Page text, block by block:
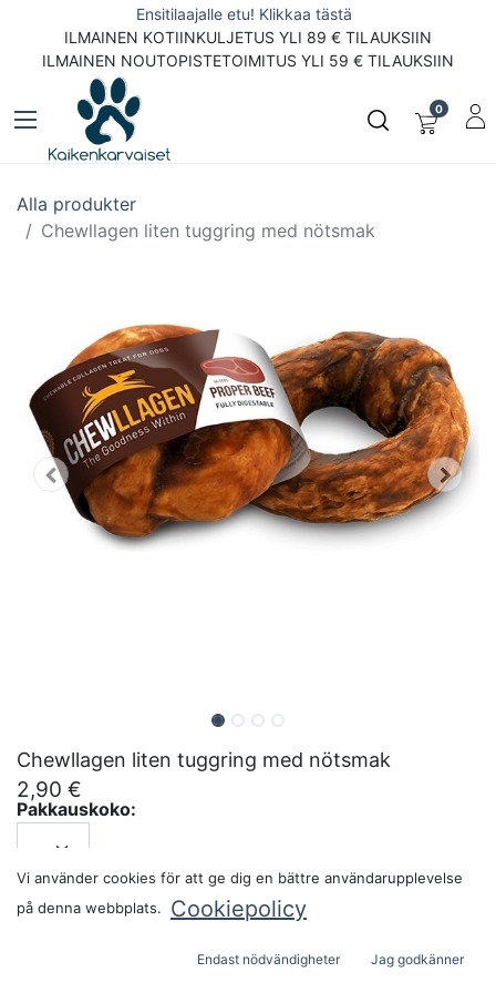
Ensitilaajalle etu! Klikkaa tästä
ILMAINEN KOTIINKULJETUS YLI 89 € TILAUKSIIN
ILMAINEN NOUTOPISTETOIMITUS YLI 59 € TILAUKSIIN
0
Alla produkter
Chewllagen liten tuggring med nötsmak
Chewllagen liten tuggring med nötsmak
2,90 €
Pakkauskoko:
ADD TO CART
Vi använder cookies för att ge dig en bättre användarupplevelse
på denna webbplats.
Cookiepolicy
Endast nödvändigheter Jag godkänner